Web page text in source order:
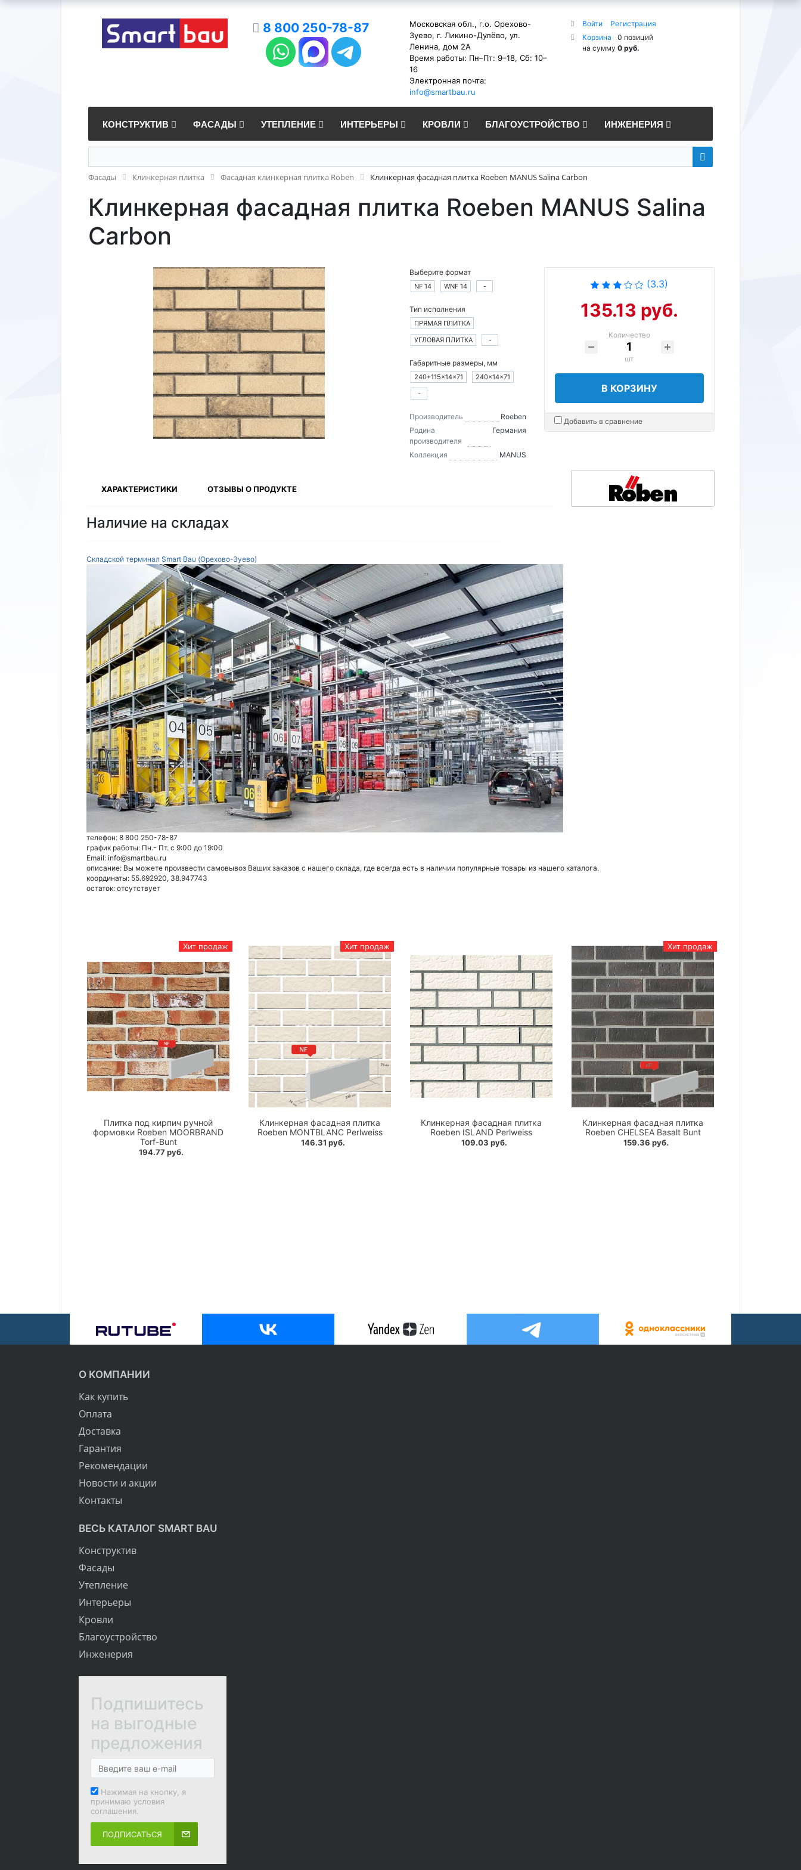
8 800 250-78-87
Московская обл., г.о. Орехово-
Зуево, г. Ликино-Дулёво, ул.
Ленина, дом 2А
Время работы: Пн–Пт: 9–18, Сб: 10–
16
Электронная почта:
info@smartbau.ru
Войти
Регистрация
Корзина
0 позиций
на сумму 0 руб.
КОНСТРУКТИВ ФАСАДЫ УТЕПЛЕНИЕ ИНТЕРЬЕРЫ КРОВЛИ БЛАГОУСТРОЙСТВО ИНЖЕНЕРИЯ
Фасады Клинкерная плитка Фасадная клинкерная плитка Roben Клинкерная фасадная плитка Roeben MANUS Salina Carbon
Клинкерная фасадная плитка Roeben MANUS Salina
Carbon
Выберите формат
NF 14 WNF 14 -
Тип исполнения
ПРЯМАЯ ПЛИТКА
УГЛОВАЯ ПЛИТКА
-
Габаритные размеры, мм
240+115×14×71
240×14×71
-
Производитель
Roeben
Родина
производителя
Германия
Коллекция MANUS
(3.3)
135.13 руб.
Количество
шт
В КОРЗИНУ
Добавить в сравнение
ХАРАКТЕРИСТИКИ ОТЗЫВЫ О ПРОДУКТЕ
Наличие на складах
Складской терминал Smart Bau (Орехово-Зуево)
телефон: 8 800 250-78-87
график работы: Пн.- Пт. с 9:00 до 19:00
Email: info@smartbau.ru
описание: Вы можете произвести самовывоз Ваших заказов с нашего склада, где всегда есть в наличии популярные товары из нашего каталога.
координаты: 55.692920, 38.947743
остаток: отсутствует
Хит продаж
Плитка под кирпич ручной
формовки Roeben MOORBRAND
Torf-Bunt
194.77 руб.
Хит продаж
Клинкерная фасадная плитка
Roeben MONTBLANC Perlweiss
146.31 руб.
Клинкерная фасадная плитка
Roeben ISLAND Perlweiss
109.03 руб.
Хит продаж
Клинкерная фасадная плитка
Roeben CHELSEA Basalt Bunt
159.36 руб.
О КОМПАНИИ
Как купить
Оплата
Доставка
Гарантия
Рекомендации
Новости и акции
Контакты
ВЕСЬ КАТАЛОГ SMART BAU
Конструктив
Фасады
Утепление
Интерьеры
Кровли
Благоустройство
Инженерия
Подпишитесь
на выгодные
предложения
Нажимая на кнопку, я
принимаю условия
соглашения.
ПОДПИСАТЬСЯ